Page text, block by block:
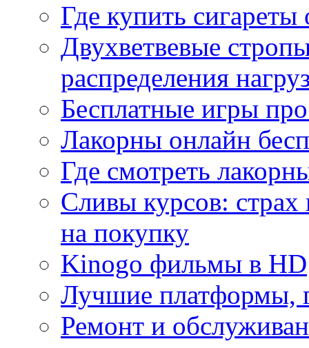
Где купить
Двухветвевые
распределения
Бесплатные игры
Лакорны онлайн
Где смотреть
Сливы курсов:
на покупку
Kinogo фильмы в HD
Лучшие платформы,
Ремонт и